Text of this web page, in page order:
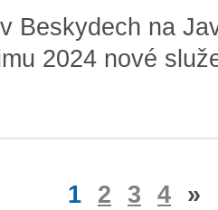
Beskydech na
2024 nové
1 2 3 4 »